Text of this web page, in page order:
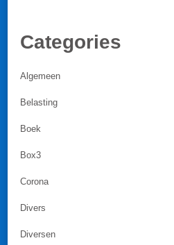
Categories
Algemeen
Belasting
Boek
Box3
Corona
Divers
Diversen